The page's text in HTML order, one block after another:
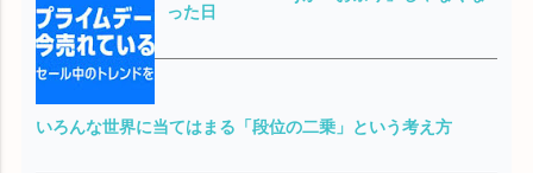
った日
いろんな世界に当てはまる「段位の二乗」という考え方